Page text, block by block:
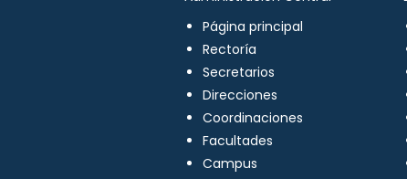
Página principal
Rectoría
Secretarios
Direcciones
Coordinaciones
Facultades
Campus